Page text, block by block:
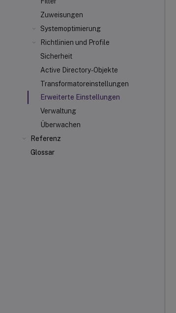
Zuweisungen
Systemoptimierung
Richtlinien und Profile
Sicherheit
Active Directory-Objekte
Transformatoreinstellungen
Erweiterte Einstellungen
Verwaltung
Überwachen
Referenz
Glossar